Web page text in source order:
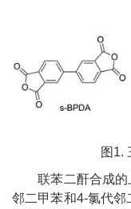
图 1.
联苯二酐合成
邻二甲苯和4-氯代邻